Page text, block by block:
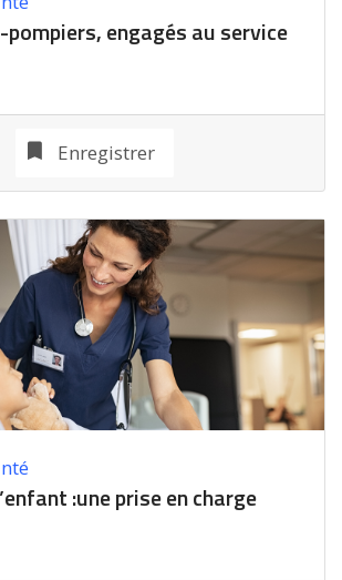
pompiers, engagés au service
Enregistrer
:une prise en charge